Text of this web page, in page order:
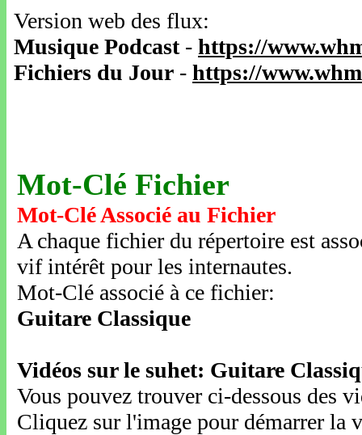
Version web des flux:
Musique Podcast- https://
Fichiers du Jour - https://
Mot-Clé Fichier
Mot-Clé Associé au Fichier
A chaque fichier du répertoire est
vif intérêt pour les internautes.
Mot-Clé associé à ce fichier:
Guitare Classique
Vidéos sur le suhet: Guitare
Vous pouvez trouver ci-dessous des
Cliquez sur l'image pour démarrer la